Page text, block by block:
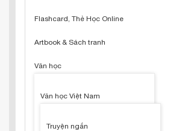
Flashcard, Thẻ Học Online
Artbook & Sách tranh
Văn học
Văn học Việt Nam
Truyện ngắn